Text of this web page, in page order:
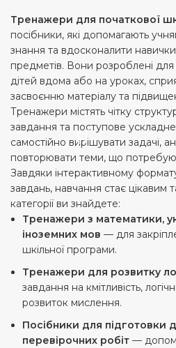
Тренажери для початкової
посібники, які допомагають
знання та вдосконалити
предметів. Вони розроблені для
дітей вдома або на уроках,
засвоєнню матеріалу та
Тренажери містять чітку
завдання та поступове
самостійно вирішувати задачі,
повторювати теми, що
Завдяки інтерактивному формату
завдань, навчання стає цікавим
категорії ви знайдете:
Тренажери з математики,
іноземних мов — для
шкільної програми.
Тренажери для розвитку
завдання на кмітливість,
розвиток мислення.
Посібники для підготовки
перевірочних робіт —